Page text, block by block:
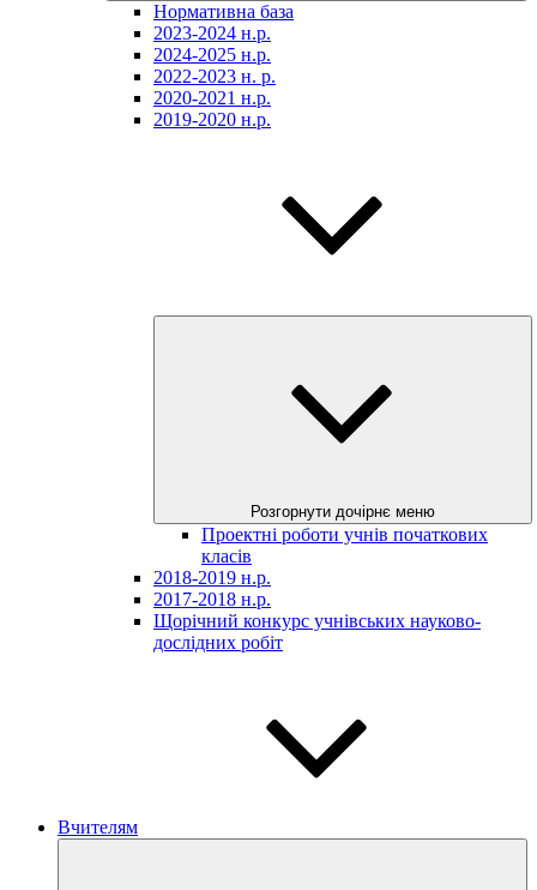
Нормативна база
2023-2024 н.р.
2024-2025 н.р.
2022-2023 н. р.
2020-2021 н.р.
2019-2020 н.р.
Розгорнути дочірнє меню
Проектні роботи учнів початкових
класів
2018-2019 н.р.
2017-2018 н.р.
Щорічний конкурс учнівських науково-
дослідних робіт
Вчителям